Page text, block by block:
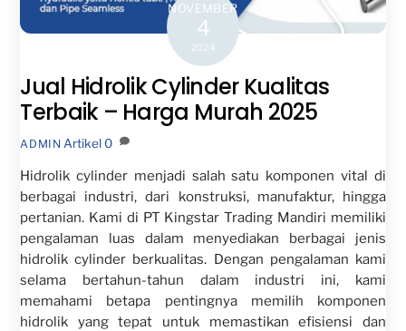
NOVEMBER
4
2024
Jual Hidrolik Cylinder Kualitas
Terbaik – Harga Murah 2025
ADMIN Artikel 0
Hidrolik cylinder menjadi salah satu komponen vital di
berbagai industri, dari konstruksi, manufaktur, hingga
pertanian. Kami di PT Kingstar Trading Mandiri memiliki
pengalaman luas dalam menyediakan berbagai jenis
hidrolik cylinder berkualitas. Dengan pengalaman kami
selama bertahun-tahun dalam industri ini, kami
memahami betapa pentingnya memilih komponen
hidrolik yang tepat untuk memastikan efisiensi dan